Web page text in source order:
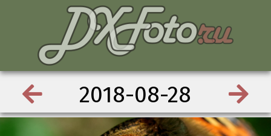
2018-08-28